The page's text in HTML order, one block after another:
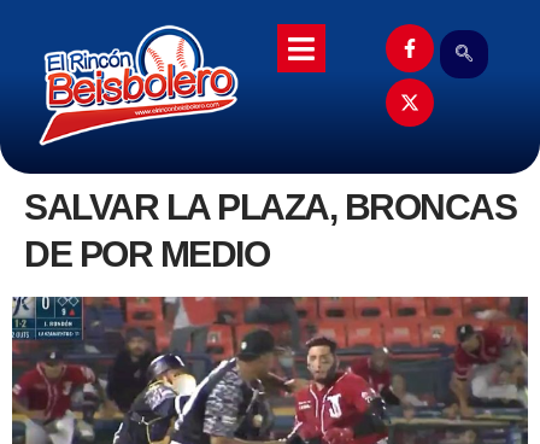
SALVAR LA PLAZA, BRONCAS
DE POR MEDIO